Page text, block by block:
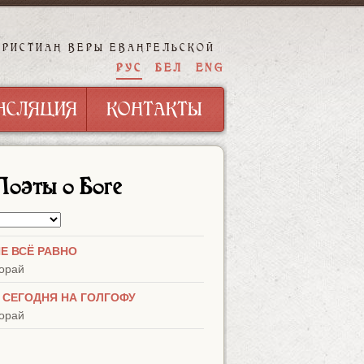
ВЕРЫ ЕВАНГЕЛЬСКОЙ
РУС БЕЛ ENG
КОНТАКТЫ
КОНТАКТЫ
о Боге
ВСЁ РАВНО
НА ГОЛГОФУ